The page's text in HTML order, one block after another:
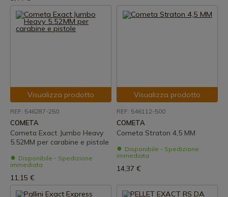
Visualizza prodotto
REF: 546287-250
COMETA
Cometa Exact Jumbo Heavy
5.52MM per carabine e pistole
Disponibile - Spedizione
immediata
11,15 €
Visualizza prodotto
REF: 546112-500
COMETA
Cometa Straton 4,5 MM
Disponibile - Spedizione
immediata
14,37 €